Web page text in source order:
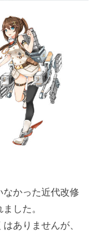
かった近代改修
した。
ありませんが、